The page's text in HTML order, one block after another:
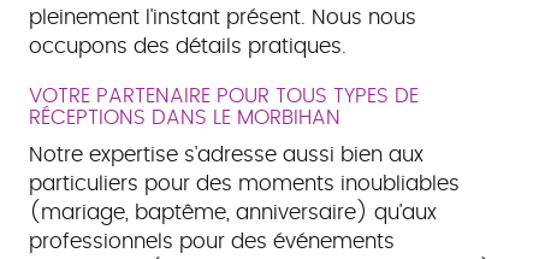
pleinement l'instant présent. Nous nous
occupons des détails pratiques.
VOTRE PARTENAIRE POUR TOUS TYPES DE
RÉCEPTIONS DANS LE MORBIHAN
Notre expertise s'adresse aussi bien aux
particuliers pour des moments inoubliables
(mariage, baptême, anniversaire) qu'aux
professionnels pour des événements